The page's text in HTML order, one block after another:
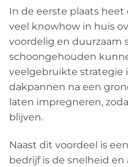
In de eerste plaats
veel knowhow in huis
voordelig en duurzaam
schoongehouden
veelgebruikte strategie
dakpannen na een
laten impregneren,
blijven.
Naast dit voordeel is
bedrijf is de snelheid en